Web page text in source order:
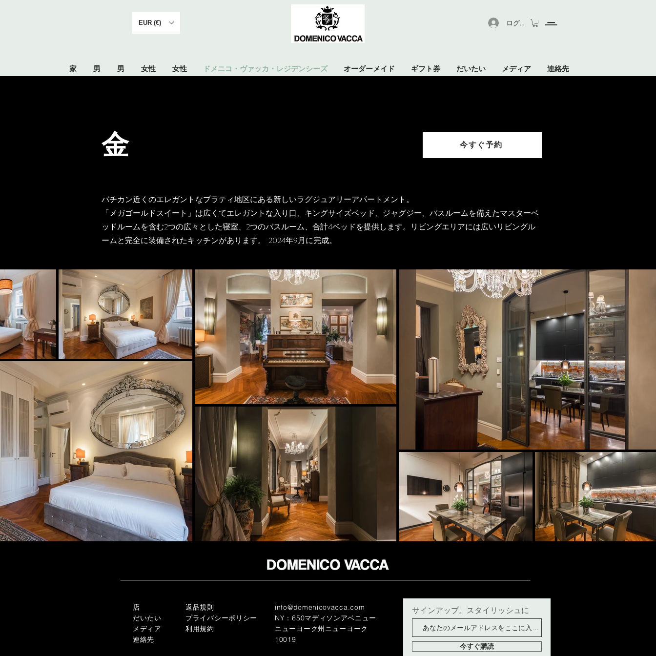
EUR (€) ログイン
家 男 男 女性 女性 ドメニコ・ヴァッカ・レジデンシーズ オーダーメイド ギフト券 だいたい メディア 連絡先
金 今すぐ予約
バチカン近くのエレガントなプラティ地区にある新しいラグジュアリーアパートメント。
「メガゴールドスイート」は広くてエレガントな入り口、キングサイズベッド、ジャグジー、バスルームを備えたマスターベ
ッドルームを含む2つの広々とした寝室、2つのバスルーム、合計4ベッドを提供します。リビングエリアには広いリビングル
ームと完全に装備されたキッチンがあります。 2024年9月に完成。
店
だいたい
メディア
連絡先
返品規則
プライバシーポリシー
利用規約
info@domenicovacca.com
NY：650マディソンアベニュー
ニューヨーク州ニューヨーク
10019
サインアップ。スタイリッシュに
今すぐ購読